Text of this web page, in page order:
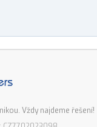
Vždy najdeme řešení!